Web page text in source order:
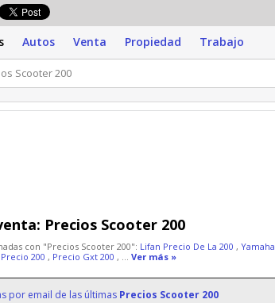
Autos Venta Propiedad Trabajo
Precios Scooter 200
con "Precios Scooter 200": Lifan Precio De La 200 ,
200 , Precio Gxt 200 , ... Ver más »
por email de las últimas Precios Scooter 200